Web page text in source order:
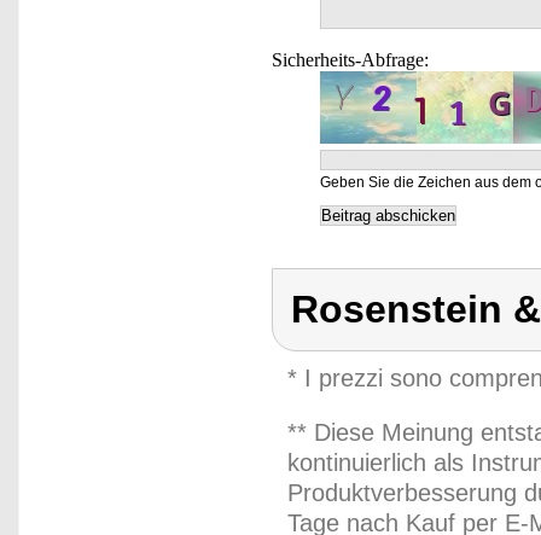
Sicherheits-Abfrage:
Geben Sie die Zeichen aus dem
Rosenstein
* I prezzi sono
** Diese Meinung
kontinuierlich als
Produktverbesserung
Tage nach Kauf per E-